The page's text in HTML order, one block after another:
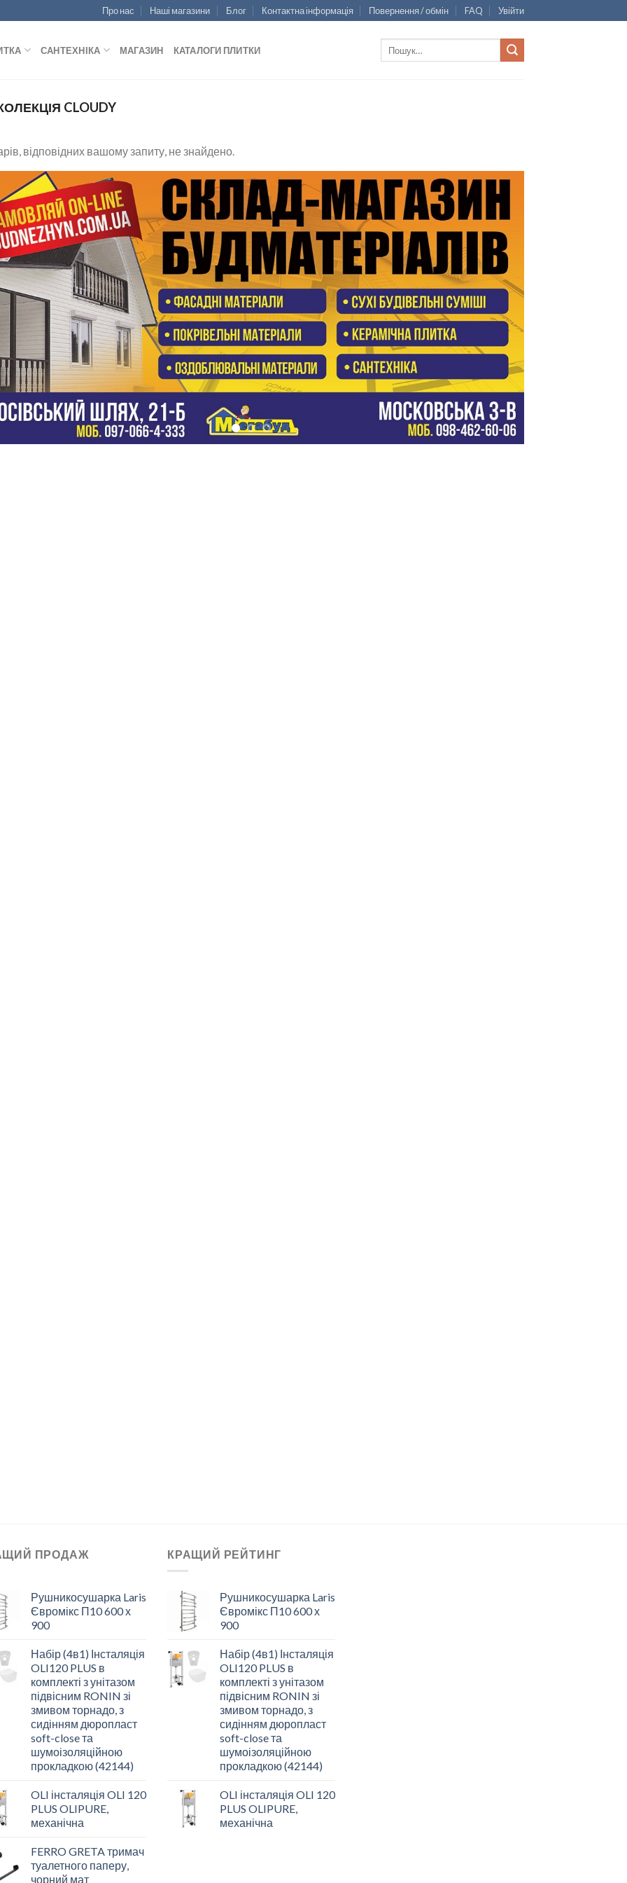
Про нас Наші магазини Блог Контактна інформація Повернення / обмін FAQ Увійти
САНТЕХНІКА МАГАЗИН КАТАЛОГИ ПЛИТКИ
CLOUDY
відповідних вашому запиту, не знайдено.
ПРОДАЖ
Рушникосушарка Laris
Євромікс П10 600 х
900
Набір (4в1) Інсталяція
OLI120 PLUS в
комплекті з унітазом
підвісним RONIN зі
змивом торнадо, з
сидінням дюропласт
soft-close та
шумоізоляційною
прокладкою (42144)
OLI інсталяція OLI 120
PLUS OLIPURE,
механічна
FERRO GRETA тримач
туалетного паперу,
чорний мат
КРАЩИЙ РЕЙТИНГ
Рушникосушарка Laris
Євромікс П10 600 х
900
Набір (4в1) Інсталяція
OLI120 PLUS в
комплекті з унітазом
підвісним RONIN зі
змивом торнадо, з
сидінням дюропласт
soft-close та
шумоізоляційною
прокладкою (42144)
OLI інсталяція OLI 120
PLUS OLIPURE,
механічна